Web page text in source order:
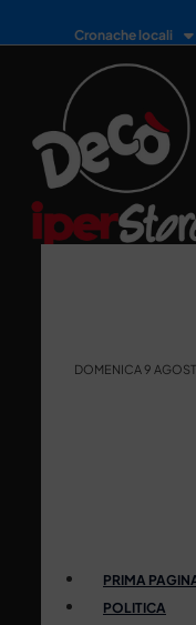
Cronache locali
DOMENICA 9
PRIMA
POLITICA